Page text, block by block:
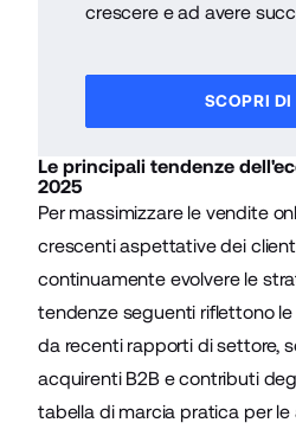
crescere e ad avere
SCOPRI DI
Le principali tendenze
2025
Per massimizzare le vendite
crescenti aspettative dei
continuamente evolvere le
tendenze seguenti riflettono
da recenti rapporti di settore,
acquirenti B2B e contributi
tabella di marcia pratica per